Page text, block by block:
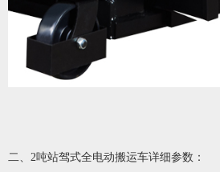
二、2吨站驾式全电动搬运车详细参数：